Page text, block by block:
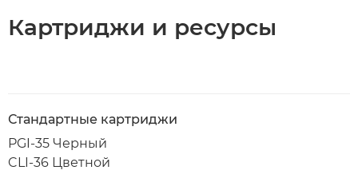
Картриджи и ресурсы
Стандартные картриджи
PGI-35 Черный
CLI-36 Цветной